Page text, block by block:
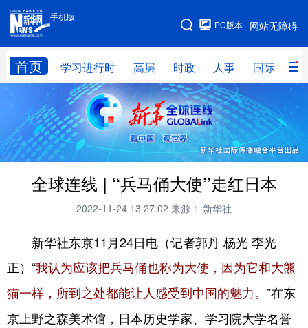
手机版
网站无障碍
PC版本
首页 学习进行时 高层 时政 人事 国际 财
手机版
网站地图
学习进行时 高层 时政 人事
国际 财经 网评 港澳
台湾 思客智库 全球连线 教育
科技 科创 量子 体育
访谈 视频 图片 政务
法律 中央文件 金融 汽车
全球连线 | “兵马俑大使”走红日本
2022-11-24 13:27:02 来源： 新华社
新华社东京11月24日电（记者郭丹 杨光 李光
正）“我认为应该把兵马俑也称为大使，因为它和大熊
猫一样，所到之处都能让人感受到中国的魅力。 ”在东
京上野之森美术馆，日本历史学家、学习院大学名誉